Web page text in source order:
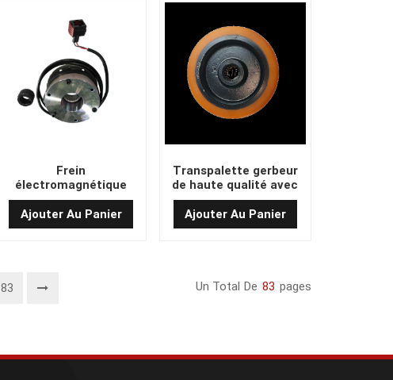
Frein
électromagnétique
Linde RXD-08C-20-PEJR
Ajouter Au Panier
Transpalette gerbeur
de haute qualité avec
roues motrices 140 x 55
Ajouter Au Panier
83 Un Total De 83 Pages